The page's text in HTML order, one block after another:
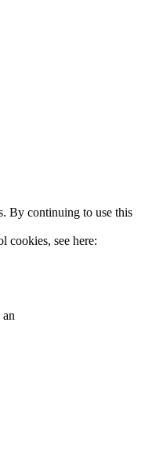
By continuing to use this
cookies, see here: